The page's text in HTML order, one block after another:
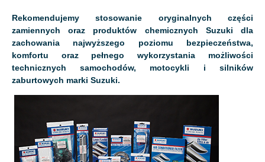
Rekomendujemy stosowanie oryginalnych części
zamiennych oraz produktów chemicznych Suzuki dla
zachowania najwyższego poziomu bezpieczeństwa,
komfortu oraz pełnego wykorzystania możliwości
technicznych samochodów, motocykli i silników
zaburtowych marki Suzuki.